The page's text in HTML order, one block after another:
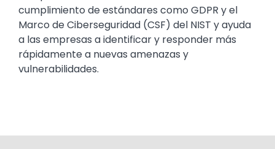
cumplimiento de estándares como GDPR y el
Marco de Ciberseguridad (CSF) del NIST y ayuda
a las empresas a identificar y responder más
rápidamente a nuevas amenazas y
vulnerabilidades.